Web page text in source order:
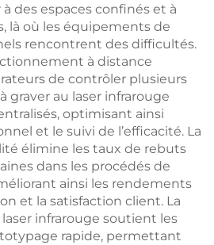
des espaces confinés et à
là où les équipements de
rencontrent des difficultés.
à distance
de contrôler plusieurs
graver au laser infrarouge
optimisant ainsi
et le suivi de l’efficacité. La
élimine les taux de rebuts
dans les procédés de
ainsi les rendements
et la satisfaction client. La
infrarouge soutient les
rapide, permettant